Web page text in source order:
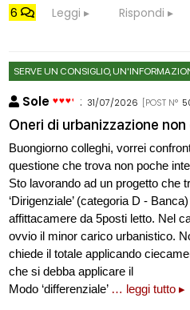
6 Leggi Rispondi
SERVE UN CONSIGLIO,
Sole : 31/07/2026 [POST N°
Oneri di urbanizzazione
Buongiorno colleghi, vorrei
questione che trova non poche
Sto lavorando ad un progetto che
‘Dirigenziale’ (categoria D -
affittacamere da 5posti letto. Nel
ovvio il minor carico urbanistico.
chiede il totale applicando
che si debba applicare il
Modo ‘differenziale’ … leggi tutto ▸